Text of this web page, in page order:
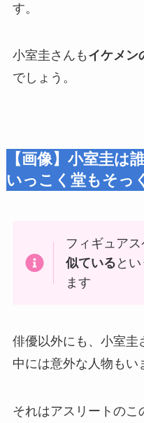
す。
小室圭さんも イケメン
でしょう。
【画像】小室圭は
いっこく堂もそっ
フィギュア
似ている と
ます
俳優以外にも、小室圭
中には意外な人物もい
それはアスリートのこ